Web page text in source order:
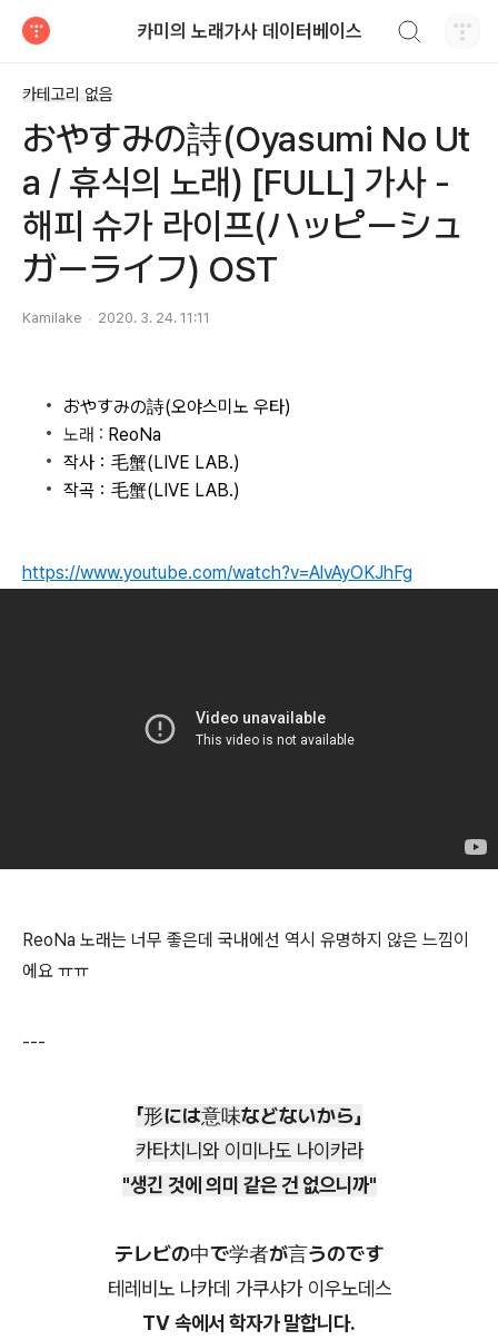
카미의 노래가사 데이터베이스
카테고리 없음
おやすみの詩(Oyasumi No Ut
a / 휴식의 노래) [FULL] 가사 -
해피 슈가 라이프(ハッピーシュ
ガーライフ) OST
Kamilake 2020. 3. 24. 11:11
おやすみの詩(오야스미노 우타)
노래 : ReoNa
작사：毛蟹(LIVE LAB.)
작곡：毛蟹(LIVE LAB.)
https://www.youtube.com/watch?v=AlvAyOKJhFg
ReoNa 노래는 너무 좋은데 국내에선 역시 유명하지 않은 느낌이
에요 ㅠㅠ
---
「形には意味などないから」
카타치니와 이미나도 나이카라
"생긴 것에 의미 같은 건 없으니까"
テレビの中で学者が言うのです
테레비노 나카데 가쿠샤가 이우노데스
TV 속에서 학자가 말합니다.